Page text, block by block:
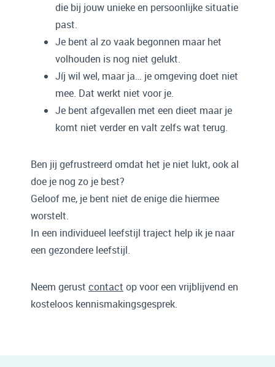
die bij jouw unieke en persoonlijke situatie
past.
Je bent al zo vaak begonnen maar het
volhouden is nog niet gelukt.
Jíj wil wel, maar ja… je omgeving doet niet
mee. Dat werkt niet voor je.
Je bent afgevallen met een dieet maar je
komt niet verder en valt zelfs wat terug.
Ben jij gefrustreerd omdat het je niet lukt, ook al
doe je nog zo je best?
Geloof me, je bent niet de enige die hiermee
worstelt.
In een individueel leefstijl traject help ik je naar
een gezondere leefstijl.
Neem gerust contact op voor een vrijblijvend en
kosteloos kennismakingsgesprek.